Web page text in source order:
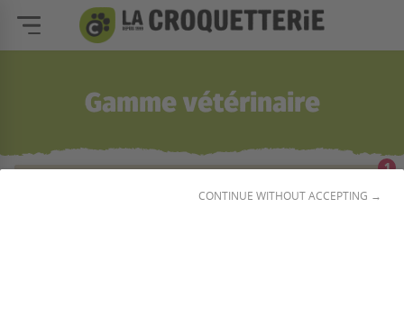
CONTINUE WITHOUT ACCEPTING →
Gamme vétérinaire
1